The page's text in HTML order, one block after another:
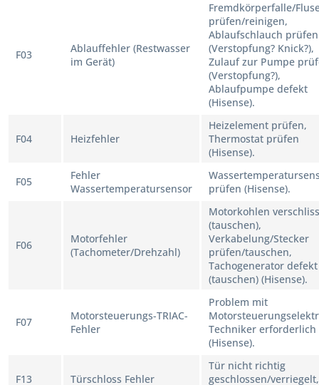
F03
Ablauffehler (Restwasser
im Gerät)
Fremdkörperfalle/
prüfen/reinigen,
Ablaufschlauch prüfen
(Verstopfung? Knick?),
Zulauf zur Pumpe
(Verstopfung?),
Ablaufpumpe defekt
(Hisense).
F04 Heizfehler
Heizelement prüfen,
Thermostat prüfen
(Hisense).
F05
Fehler
Wassertemperatursensor
prüfen (Hisense).
F06
Motorfehler
(Tachometer/Drehzahl)
Motorkohlen
(tauschen),
Verkabelung/Stecker
prüfen/tauschen,
Tachogenerator defekt
(tauschen) (Hisense).
F07
Motorsteuerungs-TRIAC-
Fehler
Problem mit
Techniker erforderlich
(Hisense).
F13 Türschloss Fehler
Tür nicht richtig
geschlossen/